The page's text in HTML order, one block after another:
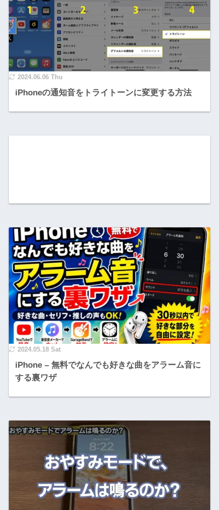
2024.06.06 Thu
iPhoneの通知音をトライトーンに変更する方法
2024.05.18 Sat
iPhone – 無料でなんでも好きな曲をアラーム音に
する裏ワザ